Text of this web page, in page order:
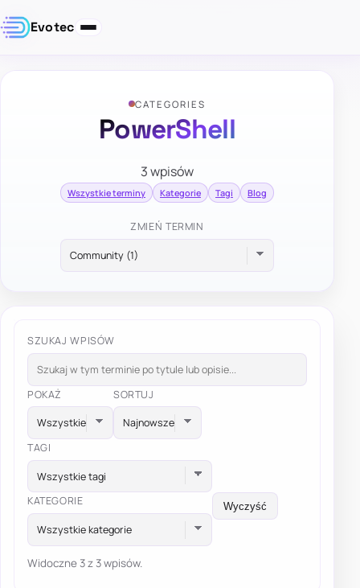
Evotec
CATEGORIES
PowerShell
3 wpisów
Wszystkie terminy Kategorie Tagi Blog
ZMIEŃ TERMIN
SZUKAJ WPISÓW
POKAŻ SORTUJ
TAGI
Wszystkie tagi
KATEGORIE
Wszystkie kategorie
Wyczyść
Widoczne 3 z 3 wpisów.